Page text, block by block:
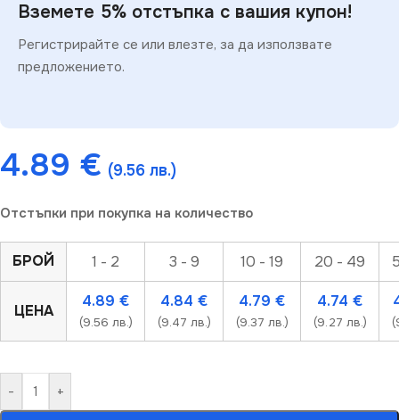
Вземете 5% отстъпка с вашия купон!
Регистрирайте се или влезте, за да използвате
предложението.
4.89 € (9.56 лв.)
Отстъпки при покупка на количество
БРОЙ 1 - 2 3 - 9 10 - 19 20 - 49
ЦЕНА
4.89 €
(9.56 лв.)
4.84 €
(9.47 лв.)
4.79 €
(9.37 лв.)
4.74 €
(9.27 лв.)
- +